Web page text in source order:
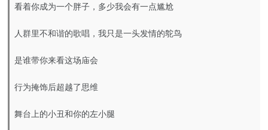
看着你成为一个胖子，多少我会有一点尴尬
人群里不和谐的歌唱，我只是一头发情的鸵鸟
是谁带你来看这场庙会
行为掩饰后超越了思维
舞台上的小丑和你的左小腿